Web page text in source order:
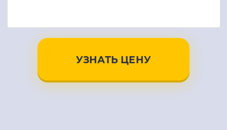
УЗНАТЬ ЦЕНУ